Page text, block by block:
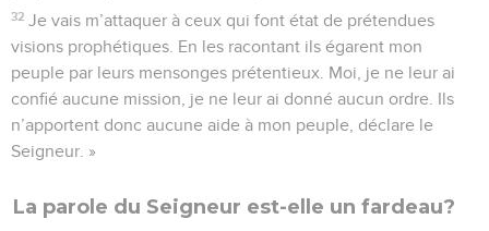
32 Je vais m’attaquer à ceux qui font état de prétendues
visions prophétiques. En les racontant ils égarent mon
peuple par leurs mensonges prétentieux. Moi, je ne leur ai
confié aucune mission, je ne leur ai donné aucun ordre. Ils
n’apportent donc aucune aide à mon peuple, déclare le
Seigneur. »
La parole du Seigneur est-elle un fardeau?